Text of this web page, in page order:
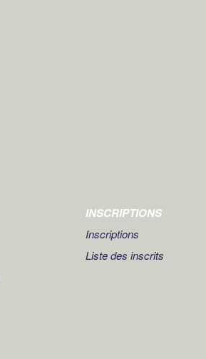
INSCRIPTIONS
Inscriptions
Liste des inscrits